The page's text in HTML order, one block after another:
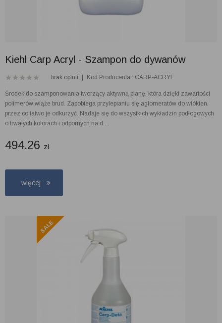
Kiehl Carp Acryl - Szampon do dywanów
brak opinii Kod Producenta : CARP-ACRYL
Środek do szamponowania tworzący aktywną pianę, która dzięki zawartości
polimerów wiąże brud. Zapobiega przylepianiu się aglomeratów do włókien,
przez co łatwo je odkurzyć. Nadaje się do wszystkich wykładzin podłogowych
o trwałych kolorach i odpornych na d ...
494.26 zł
więcej